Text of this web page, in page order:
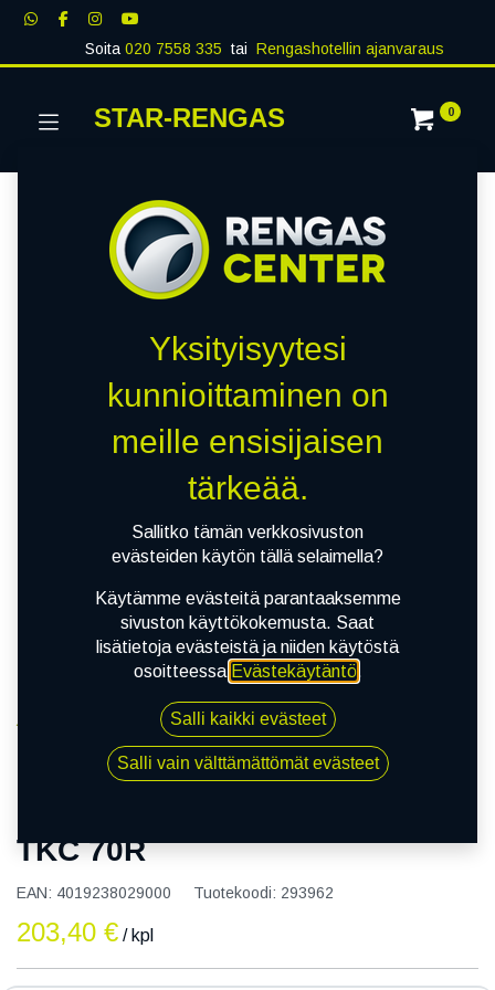
Soita020 7558 335 tai Rengashotellin ajanvaraus
STAR-RENGAS 0
150/70R18 70S CONTINENTAL TKC 70R
TKC 70R
EAN: 4019238029000 Tuotekoodi: 293962
203,40 € / kpl
Yksityisyytesi
kunnioittaminen on
meille ensisijaisen
tärkeää.
Sallitko tämän verkkosivuston
evästeiden käytön tällä selaimella?
Käytämme evästeitä parantaaksemme
sivuston käyttökokemusta. Saat
lisätietoja evästeistä ja niiden käytöstä
osoitteessa Evästekäytäntö.
Salli kaikki evästeet
Salli vain välttämättömät evästeet